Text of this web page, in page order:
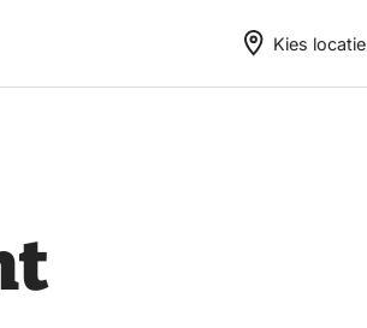
Kies locatie